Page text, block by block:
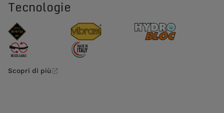
Tecnologie
Scopri di più